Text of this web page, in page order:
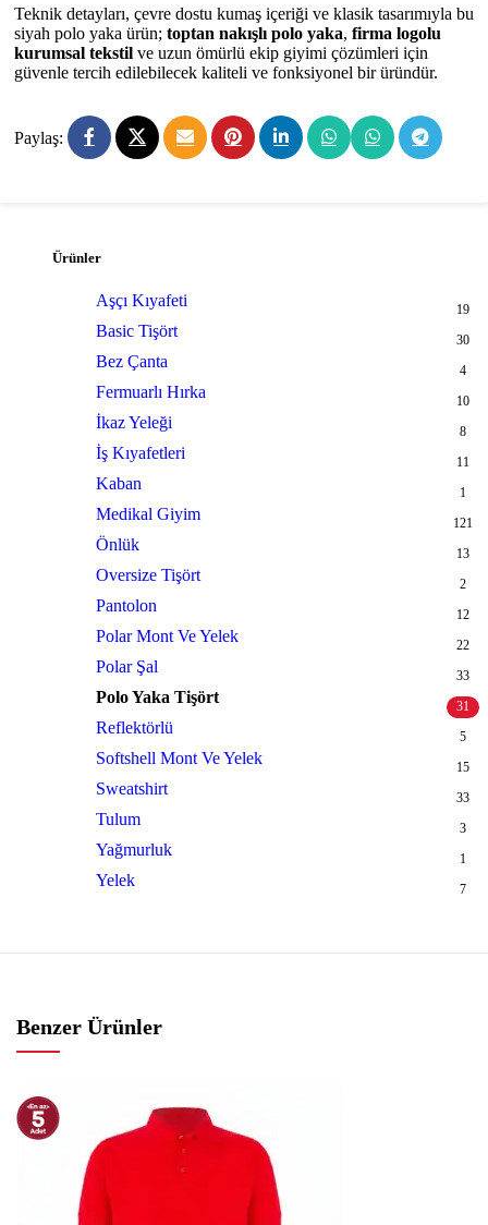
Teknik detayları, çevre dostu kumaş içeriği ve klasik tasarımıyla bu
siyah polo yaka ürün; toptan nakışlı polo yaka, firma logolu
kurumsal tekstil ve uzun ömürlü ekip giyimi çözümleri için
güvenle tercih edilebilecek kaliteli ve fonksiyonel bir üründür.
Paylaş:
Ürünler
Aşçı Kıyafeti 19
Basic Tişört 30
Bez Çanta 4
Fermuarlı Hırka 10
İkaz Yeleği 8
İş Kıyafetleri 11
Kaban 1
Medikal Giyim 121
Önlük 13
Oversize Tişört 2
Pantolon 12
Polar Mont Ve Yelek 22
Polar Şal 33
Polo Yaka Tişört 31
Reflektörlü 5
Softshell Mont Ve Yelek 15
Sweatshirt 33
Tulum 3
Yağmurluk 1
Yelek 7
Benzer Ürünler